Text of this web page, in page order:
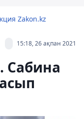
Zakon.kz
15:18, 26 ақпан 2021
Сабина